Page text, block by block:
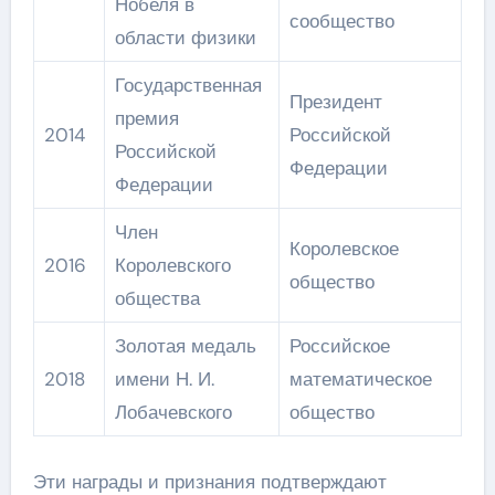
области физики
сообщество
2014
Государственная
премия
Российской
Федерации
Президент
Российской
Федерации
2016
Член
Королевского
общества
Королевское
общество
2018
Золотая медаль
имени Н. И.
Лобачевского
Российское
математическое
общество
Эти награды и признания подтверждают